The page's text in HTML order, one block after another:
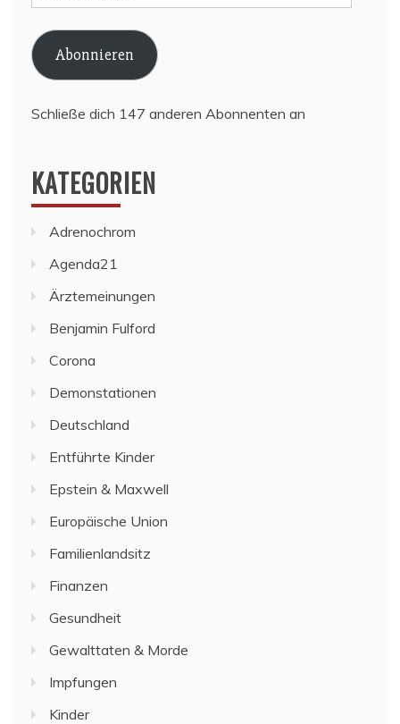
Mail-
Adresse
Abonnieren
Schließe dich 147 anderen Abonnenten an
KATEGORIEN
Adrenochrom
Agenda21
Ärztemeinungen
Benjamin Fulford
Corona
Demonstationen
Deutschland
Entführte Kinder
Epstein & Maxwell
Europäische Union
Familienlandsitz
Finanzen
Gesundheit
Gewalttaten & Morde
Impfungen
Kinder